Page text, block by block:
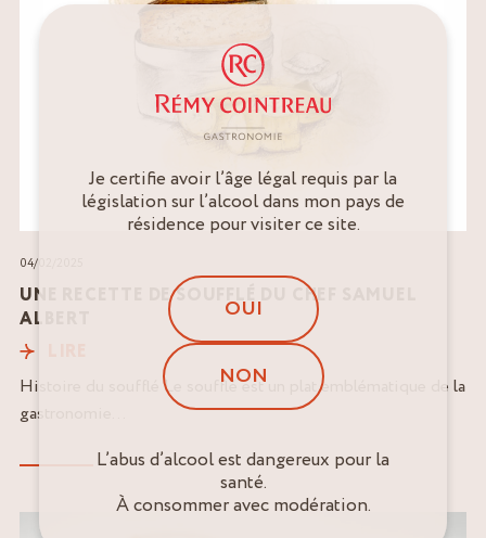
04/02/2025
UNE RECETTE DE SOUFFLÉ DU CHEF SAMUEL
ALBERT
Histoire du soufflé Le soufflé est un plat emblématique de la
gastronomie...
Lire
Je certifie avoir l’âge légal requis par la
législation sur l’alcool dans mon pays de
résidence pour visiter ce site.
OUI
NON
L’abus d’alcool est dangereux pour la
santé.
À consommer avec modération.